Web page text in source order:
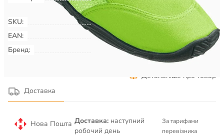
для басейну, пляжу, серфінгу
SKU:
00009607
EAN:
Бренд:
BECO
Детальніше про товар
Доставка
Нова Пошта Доставка: наступний
робочий день
За тарифами
перевізника